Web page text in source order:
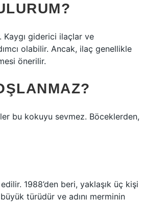
giderici ilaçlar ve
olabilir. Ancak, ilaç genellikle
önerilir.
bu kokuyu sevmez. Böceklerden,
1988’den beri, yaklaşık üç kişi
türüdür ve adını merminin